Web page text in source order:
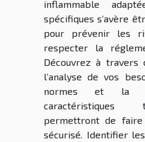
inflammable
spécifiques s’avère
pour prévenir les
respecter la
Découvrez à
l’analyse de vos
normes et la
caractéristiques
permettront de
sécurisé. Identifier